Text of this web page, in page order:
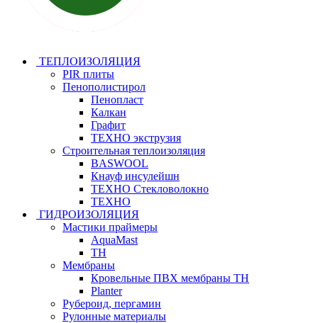
ТЕПЛОИЗОЛЯЦИЯ
PIR плиты
Пенополистирол
Пенопласт
Калкан
Графит
ТЕХНО экструзия
Строительная теплоизоляция
BASWOOL
Кнауф инсулейшн
ТЕХНО Стекловолокно
ТЕХНО
ГИДРОИЗОЛЯЦИЯ
Мастики праймеры
AquaMast
ТН
Мембраны
Кровельные ПВХ мембраны ТН
Planter
Рубероид, пергамин
Рулонные материалы